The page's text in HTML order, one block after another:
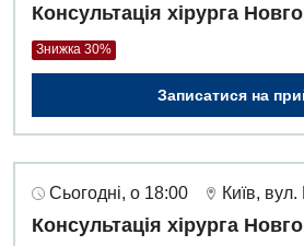
Консультація хірурга
Знижка 30%
Записатися на
Сьогодні, о 18:00 Київ,
Консультація хірурга